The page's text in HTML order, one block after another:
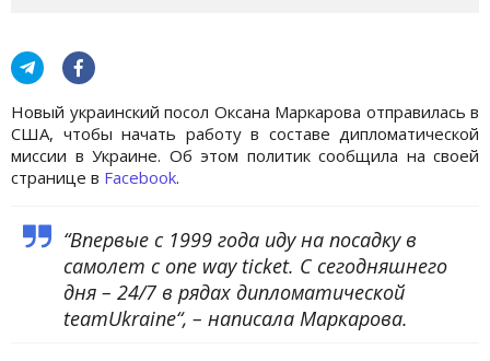
Новый украинский посол Оксана Маркарова отправилась в
США, чтобы начать работу в составе дипломатической
миссии в Украине. Об этом политик сообщила на своей
странице в Facebook.
“Впервые с 1999 года иду на посадку в
самолет с one way ticket. С сегодняшнего
дня – 24/7 в рядах дипломатической
teamUkraine“, – написала Маркарова.